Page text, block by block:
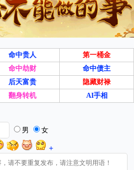
命中贵人
第一桶金
命中劫财
命中债主
后天富贵
隐藏财禄
翻身转机 AI手相